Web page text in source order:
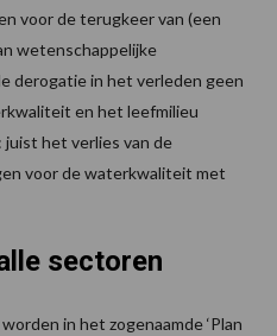
voor de terugkeer van (een
wetenschappelijke
derogatie in het verleden geen
en het leefmilieu
het verlies van de
voor de waterkwaliteit met
sectoren
in het zogenaamde ‘Plan